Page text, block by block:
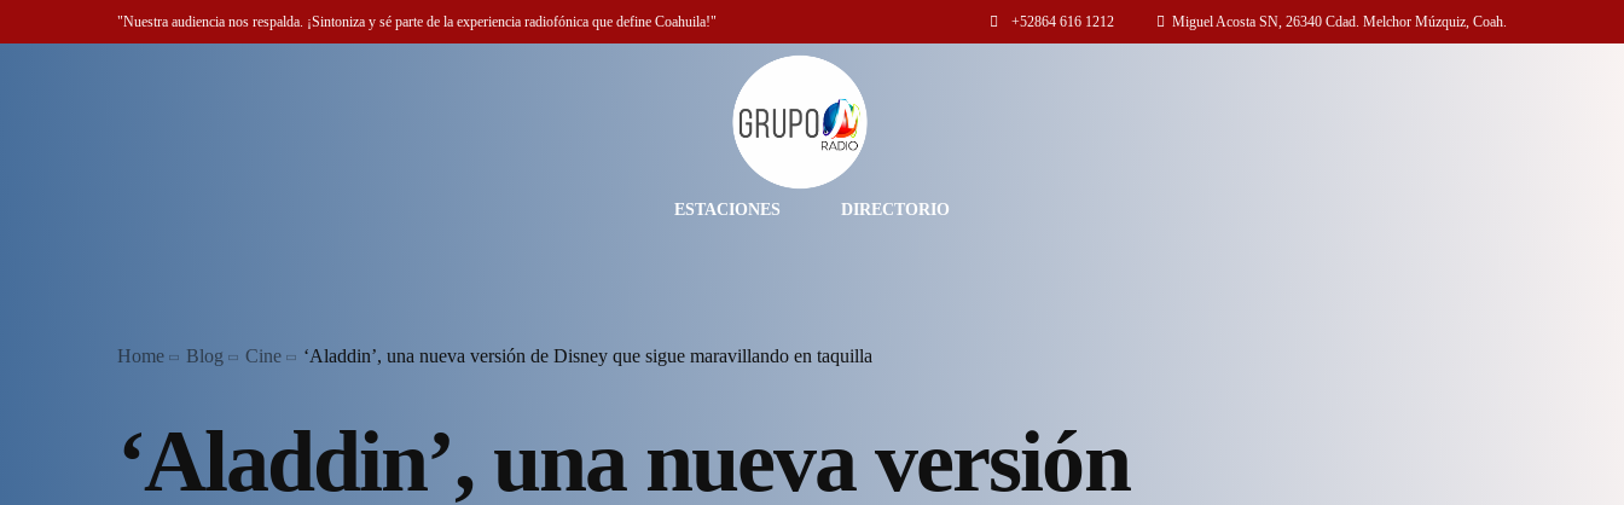
"Nuestra audiencia nos respalda. ¡Sintoniza y sé parte de la experiencia radiofónica que define Coahuila!" +52864 616 1212 Miguel Acosta SN, 26340 Cdad. Melchor Múzquiz, Coah.
ESTACIONES DIRECTORIO
Home Blog Cine ‘Aladdin’, una nueva versión de Disney que sigue maravillando en taquilla
‘Aladdin’, una nueva versión